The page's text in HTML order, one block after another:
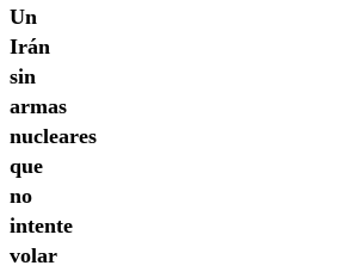
Un
Irán
sin
armas
nucleares
que
no
intente
volar